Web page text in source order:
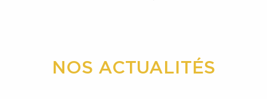
NOS ACTUALITÉS